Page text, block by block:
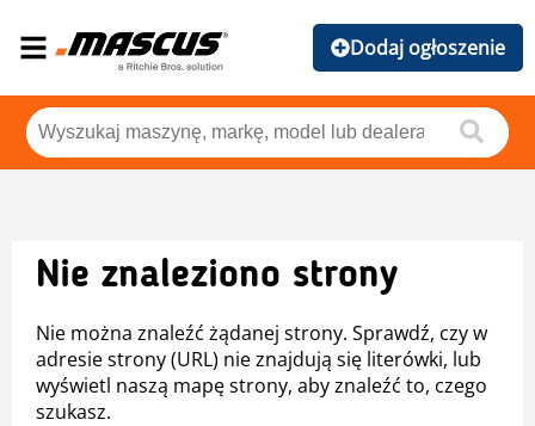
Dodaj ogłoszenie
Nie znaleziono strony
Nie można znaleźć żądanej strony. Sprawdź, czy w
adresie strony (URL) nie znajdują się literówki, lub
wyświetl naszą mapę strony, aby znaleźć to, czego
szukasz.